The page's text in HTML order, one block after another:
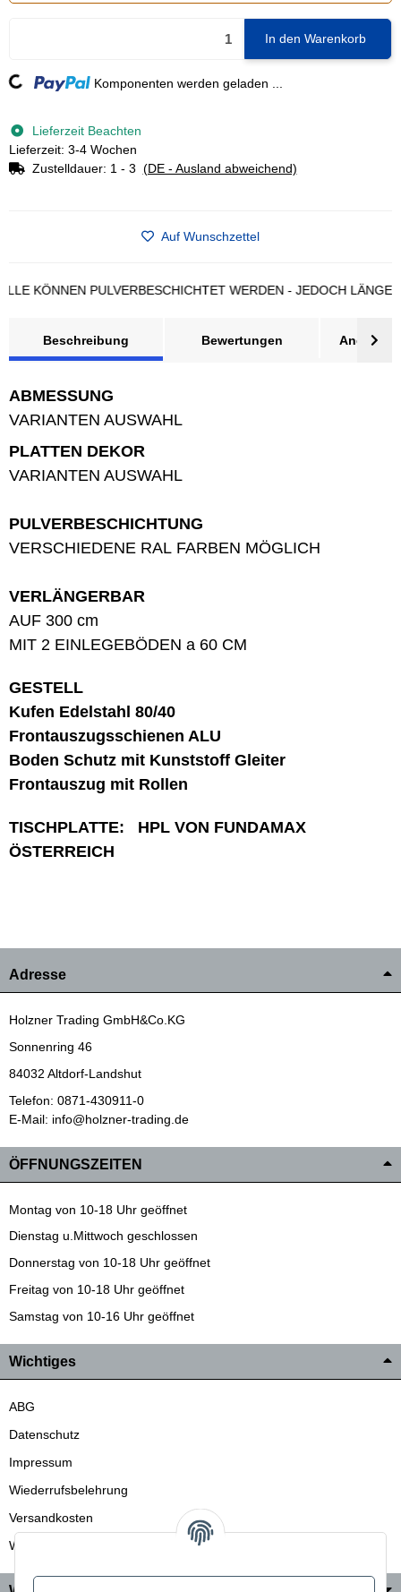
In den Warenkorb
Loading... Komponenten werden geladen ...
Lieferzeit Beachten
Lieferzeit: 3-4 Wochen
Zustelldauer: 1 - 3 (DE - Ausland abweichend)
Auf Wunschzettel
PULVERBESCHICHTET WERDEN - JEDOCH LÄNGERE
Beschreibung Bewertungen Angebot
ABMESSUNG
VARIANTEN AUSWAHL
PLATTEN DEKOR
VARIANTEN AUSWAHL
PULVERBESCHICHTUNG
VERSCHIEDENE RAL FARBEN MÖGLICH
VERLÄNGERBAR
AUF 300 cm
MIT 2 EINLEGEBÖDEN a 60 CM
GESTELL
Kufen Edelstahl 80/40
Frontauszugsschienen ALU
Boden Schutz mit Kunststoff Gleiter
Frontauszug mit Rollen
TISCHPLATTE: HPL VON FUNDAMAX
ÖSTERREICH
Adresse
Holzner Trading GmbH&Co.KG
Sonnenring 46
84032 Altdorf-Landshut
Telefon: 0871-430911-0
E-Mail: info@holzner-trading.de
ÖFFNUNGSZEITEN
Montag von 10-18 Uhr geöffnet
Dienstag u.Mittwoch geschlossen
Donnerstag von 10-18 Uhr geöffnet
Freitag von 10-18 Uhr geöffnet
Samstag von 10-16 Uhr geöffnet
Wichtiges
ABG
Datenschutz
Impressum
Wiederrufsbelehrung
Versandkosten
Wir liefern auch in die Schweiz